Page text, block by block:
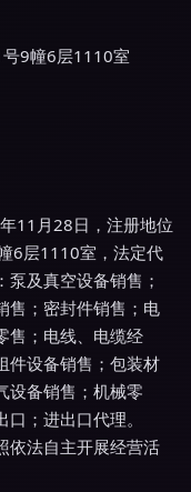
9幢6层1110室
11月28日，注册地位
6层1110室，法定代
及真空设备销售；
售；密封件销售；电
售；电线、电缆经
件设备销售；包装材
设备销售；机械零
；进出口代理。
依法自主开展经营活